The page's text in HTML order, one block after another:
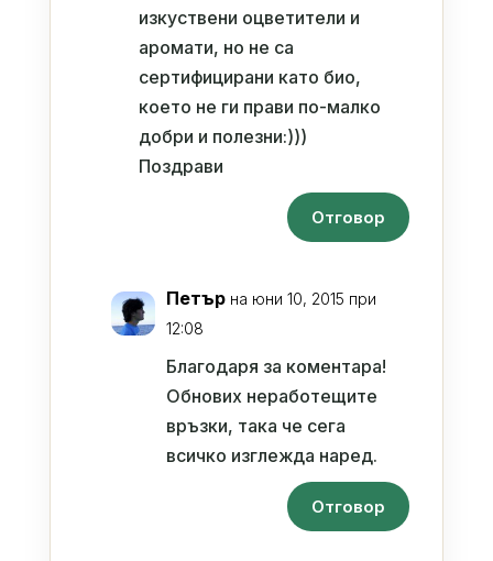
изкуствени оцветители и
аромати, но не са
сертифицирани като био,
което не ги прави по-малко
добри и полезни:)))
Поздрави
Отговор
Петър на юни 10, 2015 при
12:08
Благодаря за коментара!
Обнових неработещите
връзки, така че сега
всичко изглежда наред.
Отговор